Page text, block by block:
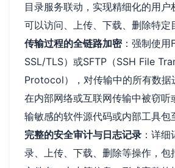
目录服务联动，实现精细化的用户
可以访问、上传、下载、删除特定
传输过程的全链路加密：强制使用
SSL/TLS）或SFTP（SSH File
Protocol），对传输中的所有数据
在内部网络或互联网传输中被窃听
输敏感的软件源代码或内部工具包
完整的安全审计与日志记录 ：详
录、上传、下载、删除等操作，包